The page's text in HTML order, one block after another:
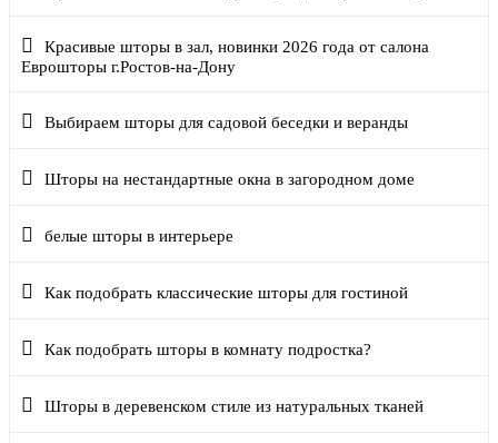
Красивые шторы в зал, новинки 2026 года от салона
Еврошторы г.Ростов-на-Дону
Выбираем шторы для садовой беседки и веранды
Шторы на нестандартные окна в загородном доме
белые шторы в интерьере
Как подобрать классические шторы для гостиной
Как подобрать шторы в комнату подростка?
Шторы в деревенском стиле из натуральных тканей